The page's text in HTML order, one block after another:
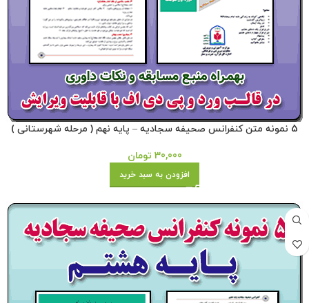
5 نمونه متن کنفرانس صحیفه سجادیه – پایه نهم ( مرحله شهرستانی )
30,000 تومان
افزودن به سبد خرید